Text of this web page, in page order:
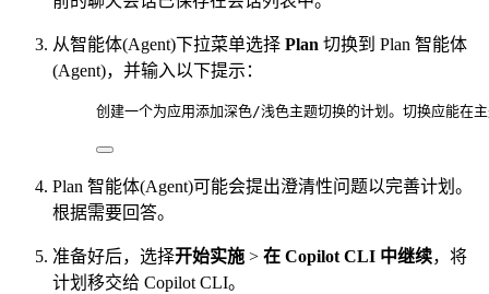
从智能体(Agent)下拉菜单选择 Plan 切换到 Plan 智能体
(Agent)，并输入以下提示：
创建一个为应用添加深色/浅色主题切换的计划。切换应能在
Plan 智能体(Agent)可能会提出澄清性问题以完善计划。
根据需要回答。
准备好后，选择开始实施 > 在 Copilot CLI 中继续，将
计划移交给 Copilot CLI。